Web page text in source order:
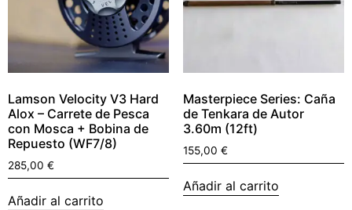
Lamson Velocity V3 Hard
Alox – Carrete de Pesca
con Mosca + Bobina de
Repuesto (WF7/8)
285,00 €
Añadir al carrito
Masterpiece Series: Caña
de Tenkara de Autor
3.60m (12ft)
155,00 €
Añadir al carrito